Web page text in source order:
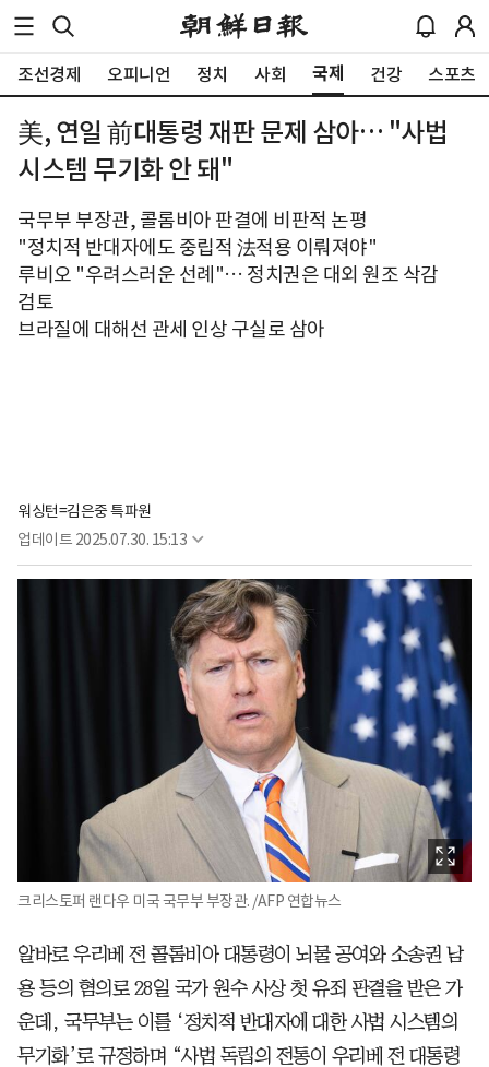
조선경제 오피니언 정치 사회 국제 건강 스포츠
美, 연일 前대통령 재판 문제 삼아… "사법
시스템 무기화 안 돼"
국무부 부장관, 콜롬비아 판결에 비판적 논평
"정치적 반대자에도 중립적 法적용 이뤄져야"
루비오 "우려스러운 선례"… 정치권은 대외 원조 삭감
검토
브라질에 대해선 관세 인상 구실로 삼아
워싱턴=김은중 특파원
업데이트 2025.07.30. 15:13
크리스토퍼 랜다우 미국 국무부 부장관. /AFP 연합뉴스
알바로 우리베 전 콜롬비아 대통령이 뇌물 공여와 소송권 남
용 등의 혐의로 28일 국가 원수 사상 첫 유죄 판결을 받은 가
운데, 국무부는 이를 ‘정치적 반대자에 대한 사법 시스템의
무기화’로 규정하며 “사법 독립의 전통이 우리베 전 대통령